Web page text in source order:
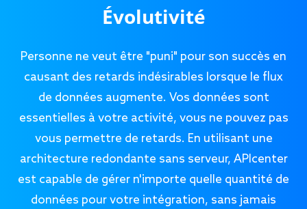
Évolutivité
Personne ne veut être "puni" pour son succès en
causant des retards indésirables lorsque le flux
de données augmente. Vos données sont
essentielles à votre activité, vous ne pouvez pas
vous permettre de retards. En utilisant une
architecture redondante sans serveur, APIcenter
est capable de gérer n'importe quelle quantité de
données pour votre intégration, sans jamais